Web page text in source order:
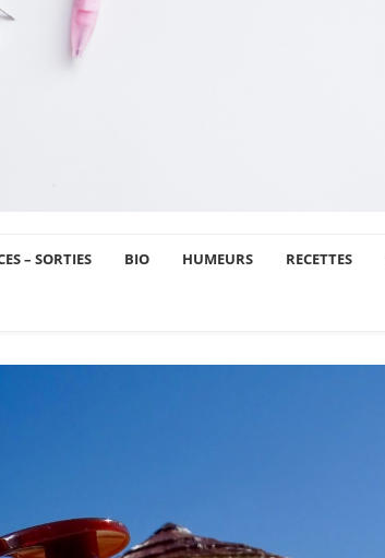
– SORTIES BIO HUMEURS RECETTES